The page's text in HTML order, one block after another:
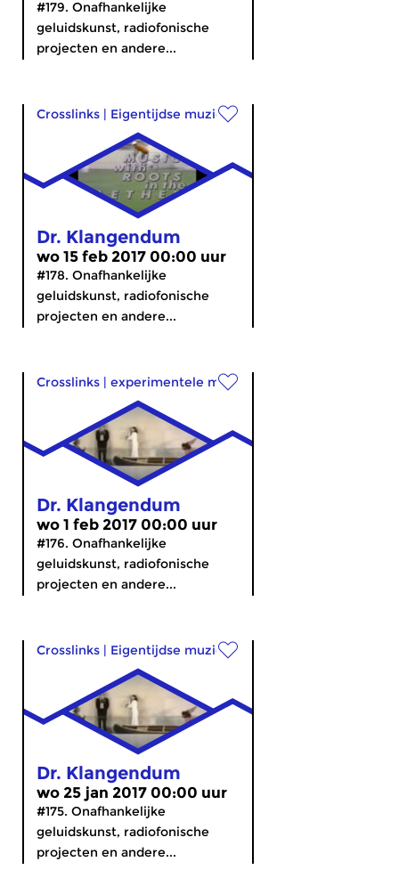
#179. Onafhankelijke
geluidskunst, radiofonische
projecten en andere...
Crosslinks | Eigentijdse muziek
Dr. Klangendum
wo 15 feb 2017 00:00 uur
#178. Onafhankelijke
geluidskunst, radiofonische
projecten en andere...
Crosslinks | experimentele muziek
Dr. Klangendum
wo 1 feb 2017 00:00 uur
#176. Onafhankelijke
geluidskunst, radiofonische
projecten en andere...
Crosslinks | Eigentijdse muziek
Dr. Klangendum
wo 25 jan 2017 00:00 uur
#175. Onafhankelijke
geluidskunst, radiofonische
projecten en andere...